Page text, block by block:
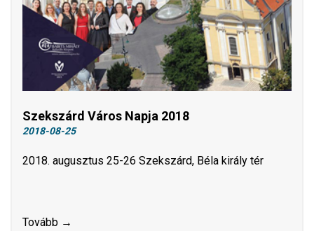
Szekszárd Város Napja 2018
2018-08-25
2018. augusztus 25-26 Szekszárd, Béla király tér
Tovább →